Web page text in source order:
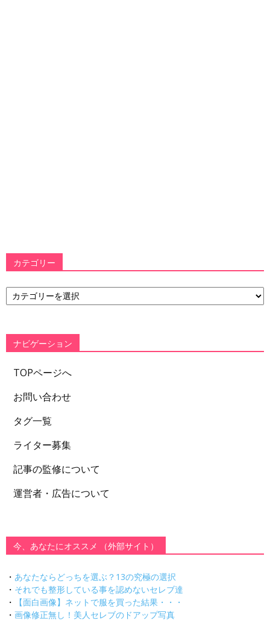
カテゴリー
カ
テ
ー
ナビゲーション
TOPページへ
お問い合わせ
タグ一覧
ライター募集
記事の監修について
運営者・広告について
今、あなたにオススメ （外部サイト）
・ あなたならどっちを選ぶ？13の究極の選択
・ それでも整形している事を認めないセレブ達
・
【面白画像】ネットで服を買った結果・・・
・ 画像修正無し！美人セレブのドアップ写真